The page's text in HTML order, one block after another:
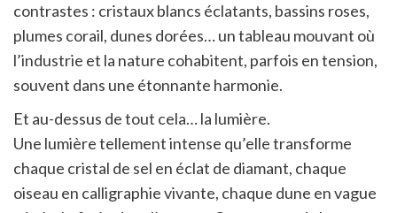
contrastes : cristaux blancs éclatants, bassins roses,
plumes corail, dunes dorées… un tableau mouvant où
l’industrie et la nature cohabitent, parfois en tension,
souvent dans une étonnante harmonie.
Et au-dessus de tout cela… la lumière.
Une lumière tellement intense qu’elle transforme
chaque cristal de sel en éclat de diamant, chaque
oiseau en calligraphie vivante, chaque dune en vague